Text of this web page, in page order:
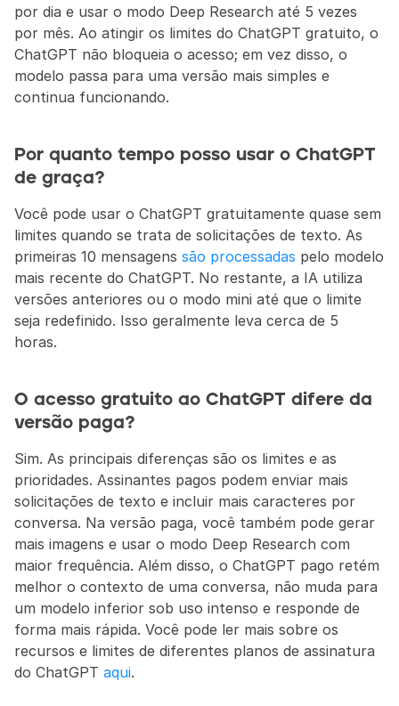
por dia e usar o modo Deep Research até 5 vezes
por mês. Ao atingir os limites do ChatGPT gratuito, o
ChatGPT não bloqueia o acesso; em vez disso, o
modelo passa para uma versão mais simples e
continua funcionando.
Por quanto tempo posso usar o ChatGPT
de graça?
Você pode usar o ChatGPT gratuitamente quase sem
limites quando se trata de solicitações de texto. As
primeiras 10 mensagens são processadas pelo modelo
mais recente do ChatGPT. No restante, a IA utiliza
versões anteriores ou o modo mini até que o limite
seja redefinido. Isso geralmente leva cerca de 5
horas.
O acesso gratuito ao ChatGPT difere da
versão paga?
Sim. As principais diferenças são os limites e as
prioridades. Assinantes pagos podem enviar mais
solicitações de texto e incluir mais caracteres por
conversa. Na versão paga, você também pode gerar
mais imagens e usar o modo Deep Research com
maior frequência. Além disso, o ChatGPT pago retém
melhor o contexto de uma conversa, não muda para
um modelo inferior sob uso intenso e responde de
forma mais rápida. Você pode ler mais sobre os
recursos e limites de diferentes planos de assinatura
do ChatGPT aqui.